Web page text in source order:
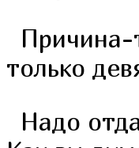
Причина-
только
Надо